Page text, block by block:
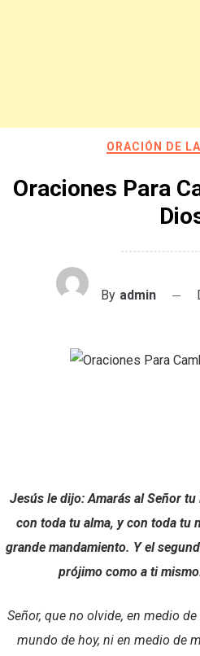
ORACIÓN DE
Oraciones Para
By admin
Jesús le dijo: Amarás al Señor
con toda tu alma, y con toda tu
grande mandamiento. Y el
prójimo como a ti
Señor, que no olvide, en medio
mundo de hoy, ni en medio de